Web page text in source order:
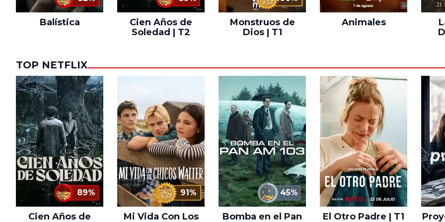
Balística
Cien Años de
Soledad | T2
Monstruos de
Dios | T1
Animales
TOP NETFLIX
89%
Cien Años de
91%
Mi Vida Con Los
45%
Bomba en el Pan
El Otro Padre | T1